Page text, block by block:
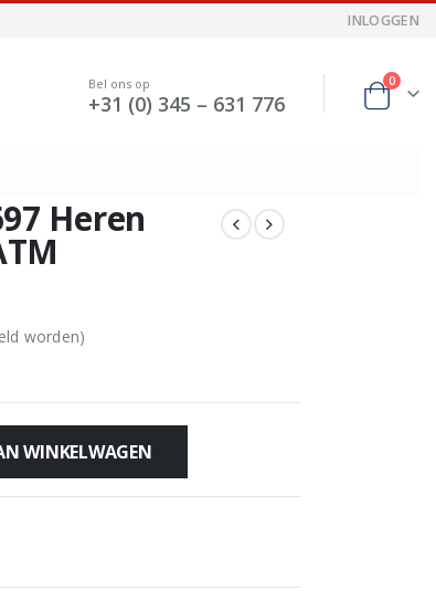
INLOGGEN
Bel ons op
+31 (0) 345 – 631 776
0
Heren
worden)
WINKELWAGEN